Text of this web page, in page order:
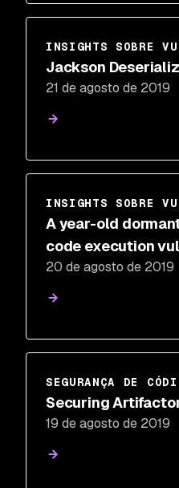
INSIGHTS SOBRE
Jackson
21 de agosto de 2019
INSIGHTS SOBRE
A year-old
code execution
discovered in
20 de agosto de 2019
SEGURANÇA DE
Securing
19 de agosto de 2019